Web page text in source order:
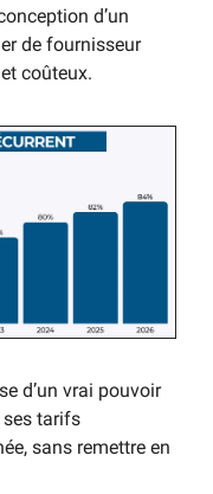
d’un
de fournisseur
coûteux.
d’un vrai pouvoir
tarifs
sans remettre en